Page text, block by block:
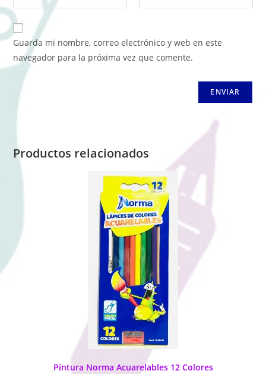
Guarda mi nombre, correo electrónico y web en este
navegador para la próxima vez que comente.
Productos relacionados
Pintura Norma Acuarelables 12 Colores